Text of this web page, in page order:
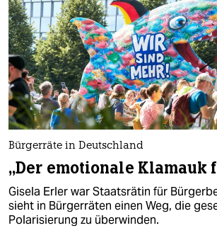
Bürgerräte in Deutschland
„Der emotionale Klamauk
Gisela Erler war Staatsrätin für
sieht in Bürgerräten einen Weg, die
Polarisierung zu überwinden.